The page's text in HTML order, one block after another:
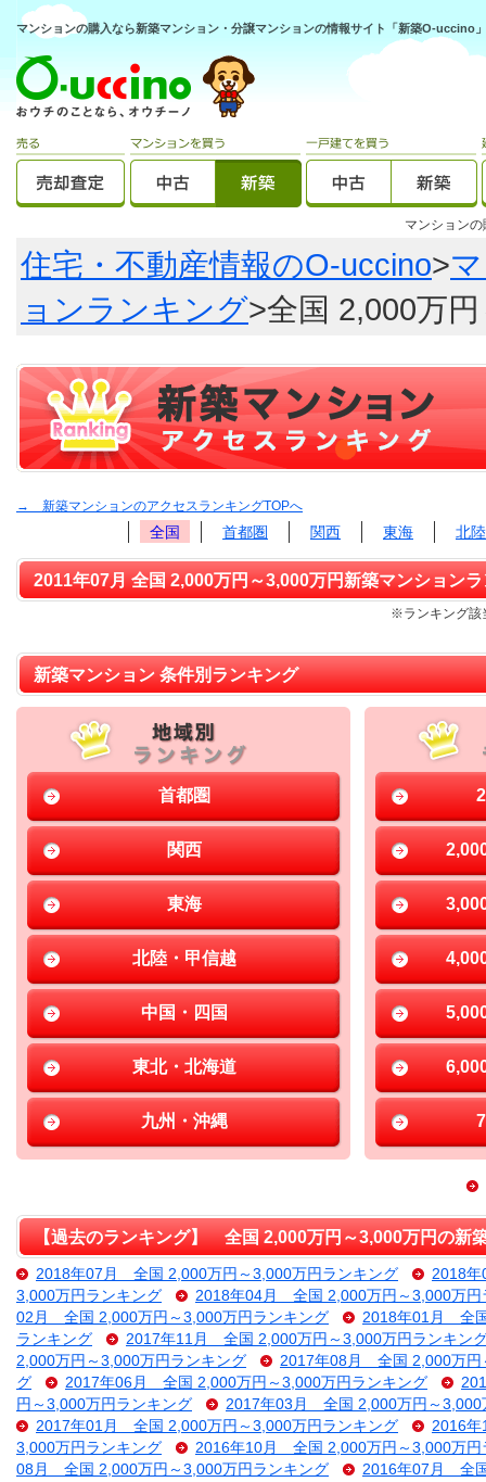
マンションの購入なら新築マンション・分譲マンションの情報サイト「新築O-uccino」
マンション
住宅・不動産情報のO-uccino>
ョンランキング>全国 2,000万
→ 新築マンションのアクセスランキングTOPへ
全国 首都圏 関西 東海 北
2011年07月 全国 2,000万円～3,000万円新築マンション
※ランキング該
新築マンション 条件別ランキング
首都圏
関西
東海
北陸・甲信越
中国・四国
東北・北海道
九州・沖縄
【過去のランキング】 全国 2,000万円～3,000万円の新
2018年07月 全国 2,000万円～3,000万円ランキング
2018
3,000万円ランキング
2018年04月 全国 2,000万円～3,000万円
02月 全国 2,000万円～3,000万円ランキング
2018年01月 全
ランキング
2017年11月 全国 2,000万円～3,000万円ランキン
2,000万円～3,000万円ランキング
2017年08月 全国 2,000万円
グ
2017年06月 全国 2,000万円～3,000万円ランキング
円～3,000万円ランキング
2017年03月 全国 2,000万円～3,000
2017年01月 全国 2,000万円～3,000万円ランキング
2016
3,000万円ランキング
2016年10月 全国 2,000万円～3,000万円
08月 全国 2,000万円～3,000万円ランキング
2016年07月 全